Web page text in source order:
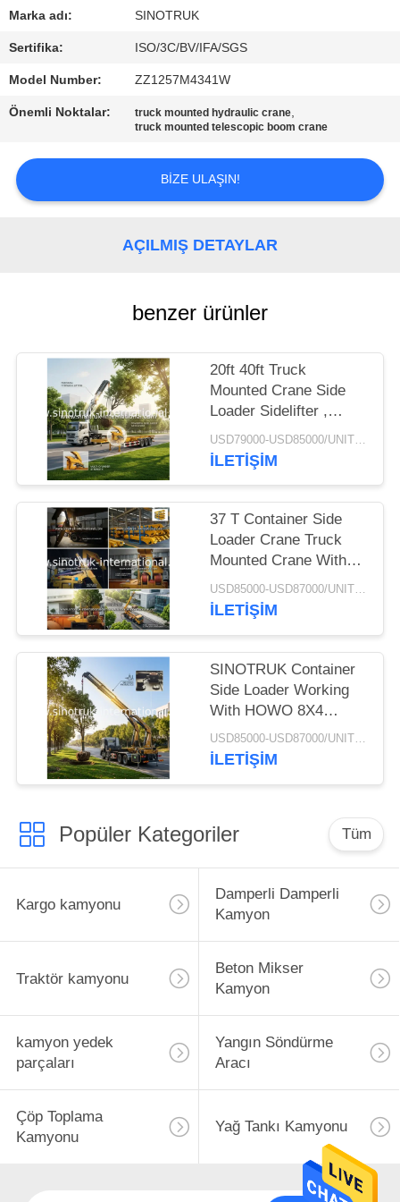
KONTROLÜ
İLETIŞIM
ET
POLITIKASI
Marka adı: SINOTRUK
Sertifika: ISO/3C/BV/IFA/SGS
Model Number: ZZ1257M4341W
Önemli Noktalar: truck mounted hydraulic crane,
truck mounted telescopic boom crane
BIZE ULAŞIN!
AÇILMIŞ DETAYLAR
benzer ürünler
20ft 40ft Truck
Mounted Crane Side
Loader Sidelifter ,
Container Self Loading
Semi Trailer
USD79000-USD85000/UNIT)negotiation MOQ:1 Unit
İLETIŞIM
37 T Container Side
Loader Crane Truck
Mounted Crane With
Hydraulic System
USD85000-USD87000/UNIT)negotiation MOQ:1 Unit
İLETIŞIM
SINOTRUK Container
Side Loader Working
With HOWO 8X4
Cargo Truck Chassis USD85000-USD87000/UNIT)negotiation MOQ:1 Unit
İLETIŞIM
Popüler Kategoriler Tüm
Kargo kamyonu
Damperli Damperli
Kamyon
Traktör kamyonu
Beton Mikser
Kamyon
kamyon yedek
parçaları
Yangın Söndürme
Aracı
Çöp Toplama
Kamyonu
Yağ Tankı Kamyonu